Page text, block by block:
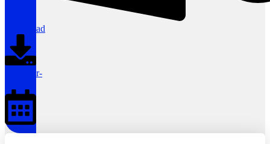
Download
Calendar-